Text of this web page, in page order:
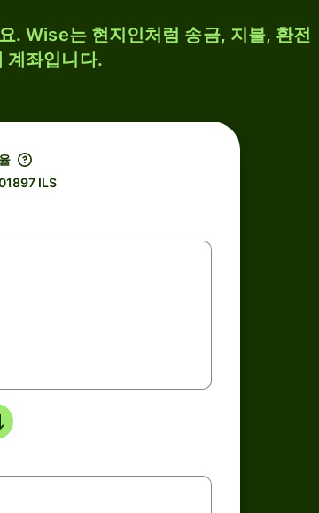
. Wise는 현지인처럼 송금, 지불, 환전
계좌입니다.
ILS